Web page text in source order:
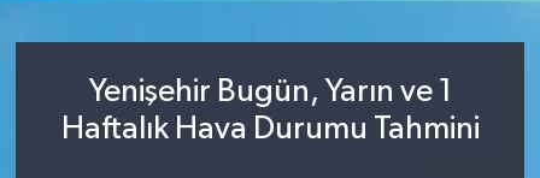
Yenişehir Bugün, Yarın ve 1
Haftalık Hava Durumu Tahmini
Son Dakika Haberleri